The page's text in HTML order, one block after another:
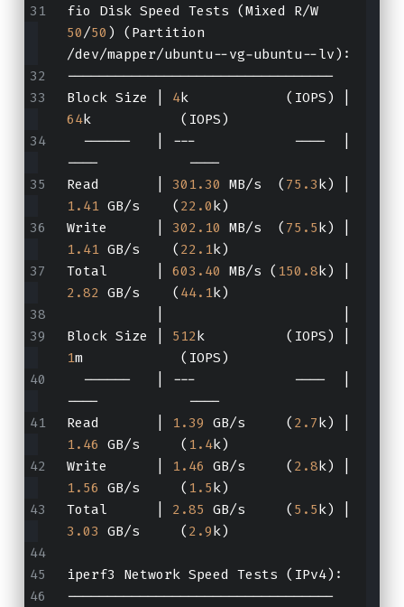
fio Disk Speed Tests (Mixed R/W
50/50 ) (Partition
/dev/mapper/ubuntu--vg-ubuntu--lv):
---------------------------------
Block Size | 4
64k           (IOPS)
----           ----
Read       | 301.30 MB/s  ( 75.3
1.41 GB/s    ( 22.0k)
Write      | 302.10 MB/s  ( 75.5
1.41 GB/s    ( 22.1k)
Total      | 603.40 MB/s ( 150.8
2.82 GB/s    ( 44.1k)
Block Size | 512
1m            (IOPS)
----           ----
Read       |
1.39 GB/s     ( 2.7
1.46 GB/s     ( 1.4k)
Write      |
1.46 GB/s     ( 2.8
1.56 GB/s     ( 1.5k)
Total      | 2.85 GB/s     ( 5.5
3.03 GB/s     ( 2.9k)
iperf3 Network Speed Tests (IPv4):
---------------------------------